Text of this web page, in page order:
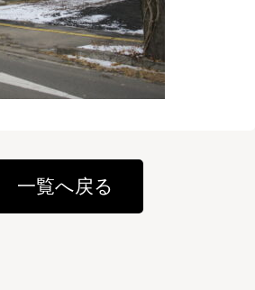
一覧へ戻る